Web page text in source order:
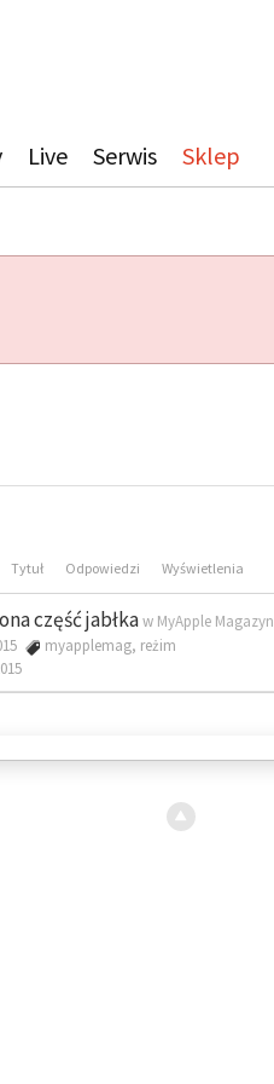
Live Serwis Sklep
Tytuł Odpowiedzi Wyświetlenia
część jabłkaw MyApple Magazyn
myapplemag, reżim